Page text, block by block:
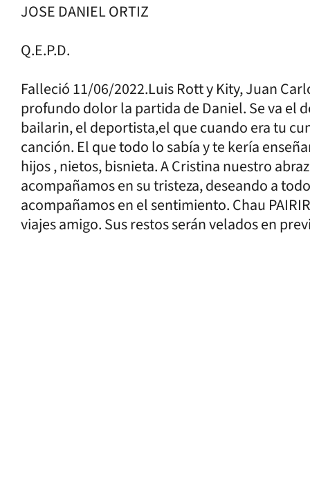
JOSE DANIEL ORTIZ
Q.E.P.D.
Falleció 11/06/2022.Luis Rott y Kity, Juan
profundo dolor la partida de Daniel. Se va el
bailarin, el deportista,el que cuando era tu
canción. El que todo lo sabía y te kería
hijos , nietos, bisnieta. A Cristina nuestro
acompañamos en su tristeza, deseando a
acompañamos en el sentimiento. Chau
viajes amigo. Sus restos serán velados en